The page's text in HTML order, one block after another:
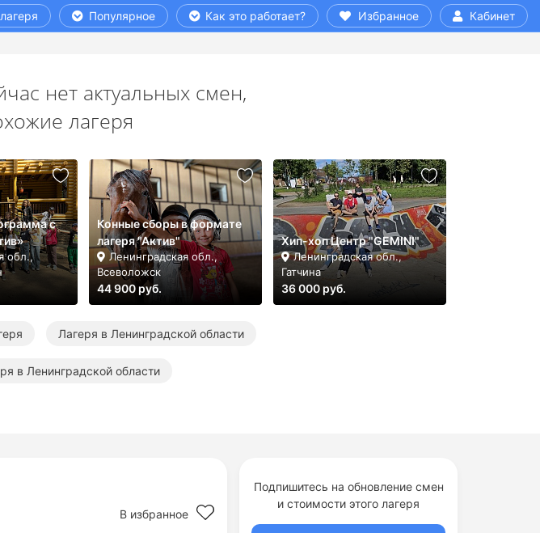
Популярное Как это работает? Избранное Кабинет
В избранное
Подпишитесь на обновление смен
и стоимости этого лагеря
нет актуальных смен,
лагеря
с
обл.,
Конные сборы в формате
лагеря "Актив"
Ленинградская обл.,
Всеволожск
44 900 руб.
Хип-хоп Центр "GEMINI"
Ленинградская обл.,
Гатчина
36 000 руб.
Лагеря в Ленинградской области
в Ленинградской области